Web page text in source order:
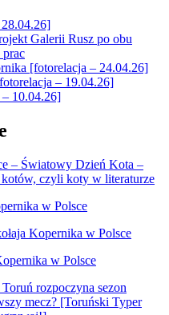
Galerii Rusz po obu
prac
[fotorelacja – 24.04.26]
– 19.04.26]
10.04.26]
– Światowy Dzień Kota –
czyli koty w literaturze
w Polsce
Kopernika w Polsce
w Polsce
rozpoczyna sezon
mecz? [Toruński Typer